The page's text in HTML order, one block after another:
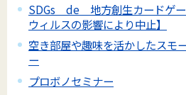
SDGs de 地方創生カードゲー
ウィルスの影響により中止】
空き部屋や趣味を活かしたスモ
ー
プロボノセミナー